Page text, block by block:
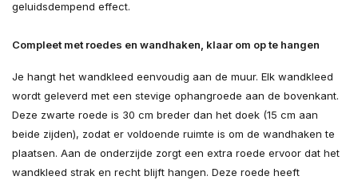
geluidsdempend effect.
Compleet met roedes en wandhaken, klaar om op te hangen
Je hangt het wandkleed eenvoudig aan de muur. Elk wandkleed
wordt geleverd met een stevige ophangroede aan de bovenkant.
Deze zwarte roede is 30 cm breder dan het doek (15 cm aan
beide zijden), zodat er voldoende ruimte is om de wandhaken te
plaatsen. Aan de onderzijde zorgt een extra roede ervoor dat het
wandkleed strak en recht blijft hangen. Deze roede heeft